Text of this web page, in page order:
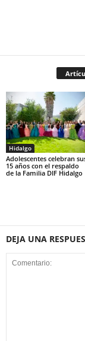
Hidalgo
Adolescentes celebran
15 años con el respaldo
de la Familia DIF Hidalgo
DEJA UNA